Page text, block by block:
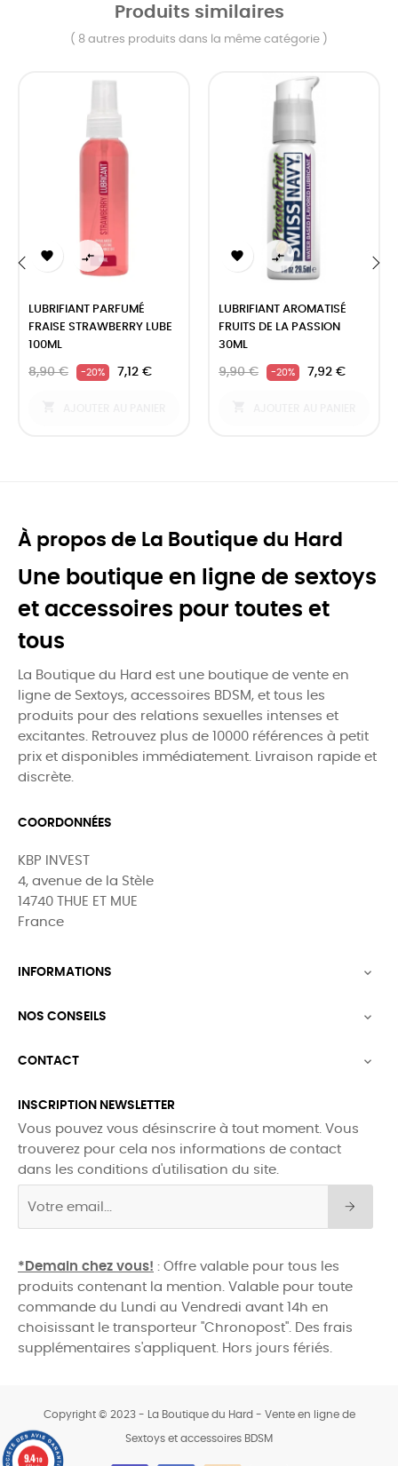
Produits similaires
( 8 autres produits dans la même catégorie )
 
LUBRIFIANT PARFUMÉ
FRAISE STRAWBERRY LUBE
100ML
8,90 € -20% 7,12 €
 
LUBRIFIANT AROMATISÉ
FRUITS DE LA PASSION
30ML
9,90 € -20% 7,92 €
À propos de La Boutique du Hard
Une boutique en ligne de sextoys
et accessoires pour toutes et
tous
La Boutique du Hard est une boutique de vente en
ligne de Sextoys, accessoires BDSM, et tous les
produits pour des relations sexuelles intenses et
excitantes. Retrouvez plus de 10000 références à petit
prix et disponibles immédiatement. Livraison rapide et
discrète.
COORDONNÉES
KBP INVEST
4, avenue de la Stèle
14740 THUE ET MUE
France
INFORMATIONS 
NOS CONSEILS 
CONTACT 
INSCRIPTION NEWSLETTER
Vous pouvez vous désinscrire à tout moment. Vous
trouverez pour cela nos informations de contact
dans les conditions d'utilisation du site.
*Demain chez vous! : Offre valable pour tous les
produits contenant la mention. Valable pour toute
commande du Lundi au Vendredi avant 14h en
choisissant le transporteur "Chronopost". Des frais
supplémentaires s'appliquent. Hors jours fériés.
Copyright © 2023 - La Boutique du Hard - Vente en ligne de
Sextoys et accessoires BDSM
0
9.4/10